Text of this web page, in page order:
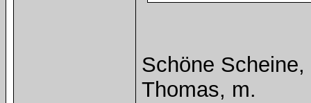
Schöne
Thomas, m.